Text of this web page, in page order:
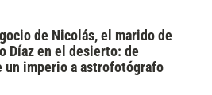
de Nicolás, el marido de
Díaz en el desierto: de
un imperio a astrofotógrafo